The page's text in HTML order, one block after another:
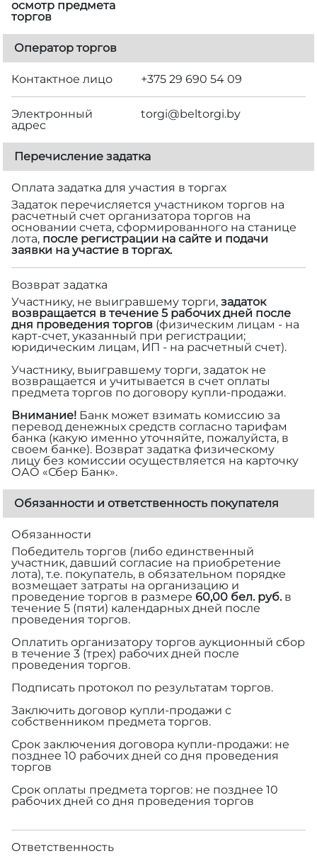
осмотр предмета
торгов
Оператор торгов
Контактное лицо +375 29 690 54 09
Электронный
адрес
torgi@beltorgi.by
Перечисление задатка
Оплата задатка для участия в торгах
Задаток перечисляется участником торгов на
расчетный счет организатора торгов на
основании счета, сформированного на станице
лота, после регистрации на сайте и подачи
заявки на участие в торгах.
Возврат задатка
Участнику, не выигравшему торги, задаток
возвращается в течение 5 рабочих дней после
дня проведения торгов (физическим лицам - на
карт-счет, указанный при регистрации;
юридическим лицам, ИП - на расчетный счет).
Участнику, выигравшему торги, задаток не
возвращается и учитывается в счет оплаты
предмета торгов по договору купли-продажи.
Внимание! Банк может взимать комиссию за
перевод денежных средств согласно тарифам
банка (какую именно уточняйте, пожалуйста, в
своем банке). Возврат задатка физическому
лицу без комиссии осуществляется на карточку
ОАО «Сбер Банк».
Обязанности и ответственность покупателя
Обязанности
Победитель торгов (либо единственный
участник, давший согласие на приобретение
лота), т.е. покупатель, в обязательном порядке
возмещает затраты на организацию и
проведение торгов в размере 60,00 бел. руб.в
течение 5 (пяти) календарных дней после
проведения торгов.
Оплатить организатору торгов аукционный сбор
в течение 3 (трех) рабочих дней после
проведения торгов.
Подписать протокол по результатам торгов.
Заключить договор купли-продажи с
собственником предмета торгов.
Срок заключения договора купли-продажи: не
позднее 10 рабочих дней со дня проведения
торгов
Срок оплаты предмета торгов: не позднее 10
рабочих дней со дня проведения торгов
Ответственность